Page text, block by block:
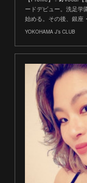
ードデビュー。洗足学
始める。その後、銀
YOKOHAMA J’s CLUB